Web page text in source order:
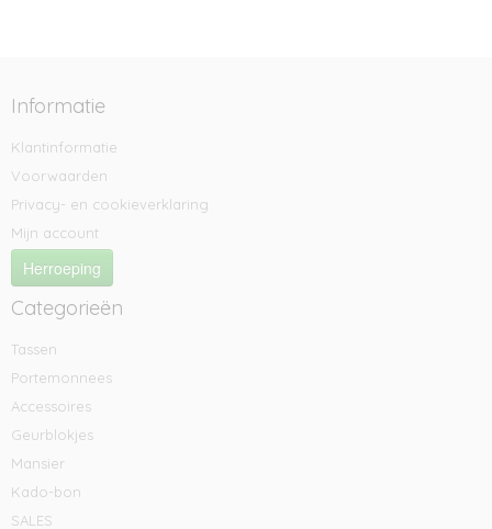
Informatie
Klantinformatie
Voorwaarden
Privacy- en cookieverklaring
Mijn account
Herroeping
Categorieën
Tassen
Portemonnees
Accessoires
Geurblokjes
Mansier
Kado-bon
SALES